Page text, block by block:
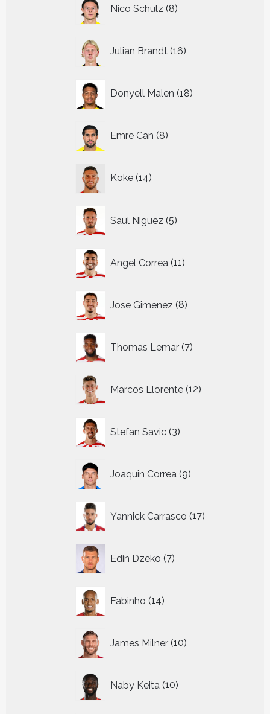
Nico Schulz 8
producten
Julian Brandt 16
producten
Donyell Malen 18
producten
Emre Can 8
producten
Koke 14
producten
Saul Niguez 5
producten
Angel Correa 11
producten
Jose Gimenez 8
producten
Thomas Lemar 7
producten
Marcos Llorente 12
producten
Stefan Savic 3
producten
Joaquin Correa 9
producten
Yannick Carrasco 17
producten
Edin Dzeko 7
producten
Fabinho 14
producten
James Milner 10
producten
Naby Keita 10
producten